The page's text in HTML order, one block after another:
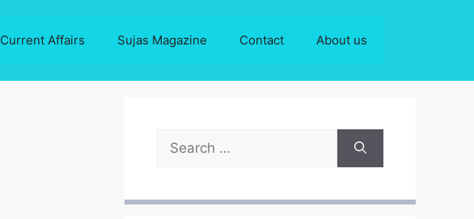
Current Affairs Sujas Magazine Contact About us
Search
for: